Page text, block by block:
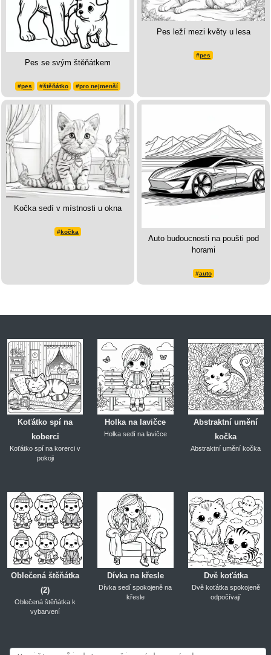
Pes se svým štěňátkem
#pes #štěňátko #pro nejmenší
Pes leží mezi květy u lesa
#pes
Kočka sedí v místnosti u okna
#kočka
Auto budoucnosti na poušti pod
horami
#auto
Koťátko spí na
koberci
Koťátko spí na korerci v
pokoji
Holka na lavičce
Holka sedí na lavičce
Abstraktní umění
kočka
Abstraktní umění kočka
Oblečená štěňátka
(2)
Oblečená štěňátka k
vybarvení
Dívka na křesle
Dívka sedí spokojeně na
křesle
Dvě koťátka
Dvě koťátka spokojeně
odpočívají